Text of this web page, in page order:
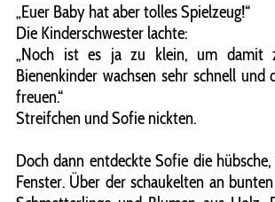
„Euer Baby hat aber tolles Spielzeug!“
Die Kinderschwester lachte:
„Noch ist es ja zu klein, um damit
Bienenkinder wachsen sehr schnell und
freuen.“
Streifchen und Sofie nickten.
Doch dann entdeckte Sofie die
Fenster. Über der schaukelten an